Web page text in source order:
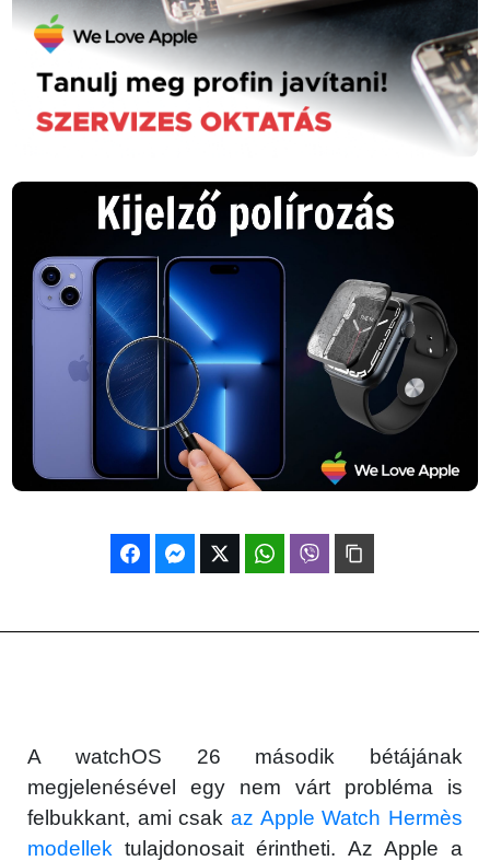
A watchOS 26 második bétájának
megjelenésével egy nem várt probléma is
felbukkant, ami csak az Apple Watch Hermès
modellek tulajdonosait érintheti. Az Apple a